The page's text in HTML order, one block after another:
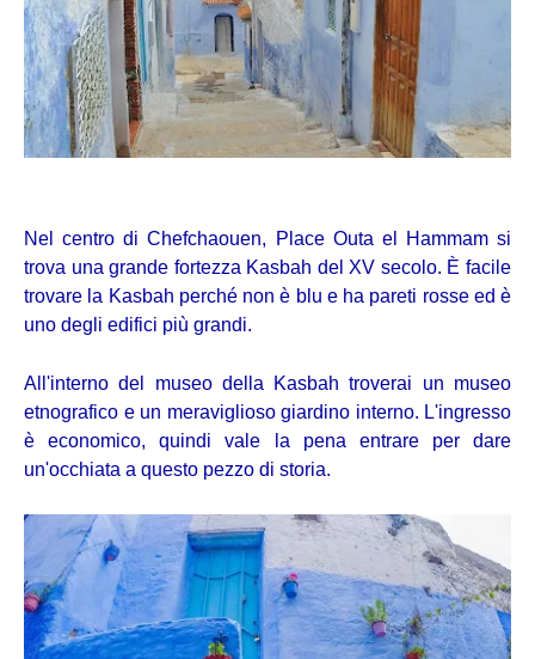
Nel centro di Chefchaouen, Place Outa el Hammam si
trova una grande fortezza Kasbah del XV secolo. È facile
trovare la Kasbah perché non è blu e ha pareti rosse ed è
uno degli edifici più grandi.
All'interno del museo della Kasbah troverai un museo
etnografico e un meraviglioso giardino interno. L'ingresso
è economico, quindi vale la pena entrare per dare
un'occhiata a questo pezzo di storia.